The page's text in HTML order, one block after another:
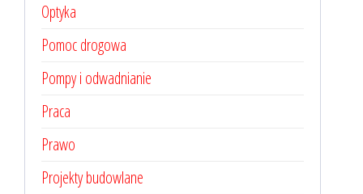
Optyka
Pomoc drogowa
Pompy i odwadnianie
Praca
Prawo
Projekty budowlane